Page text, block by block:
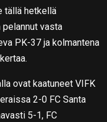
tällä hetkellä
pelannut vasta
PK-37 ja kolmantena
ovat kaatuneet VIFK
2-0 FC Santa
5-1, FC